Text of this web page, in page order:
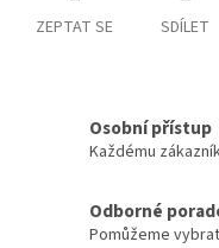
ZEPTAT SE SDÍLET
Osobní přístup
Každému
Odborné
Pomůžeme